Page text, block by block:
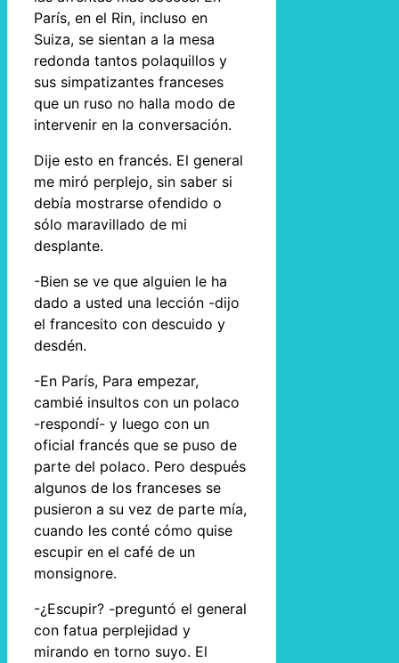
París, en el Rin, incluso en
Suiza, se sientan a la mesa
redonda tantos polaquillos y
sus simpatizantes franceses
que un ruso no halla modo de
intervenir en la conversación.
Dije esto en francés. El general
me miró perplejo, sin saber si
debía mostrarse ofendido o
sólo maravillado de mi
desplante.
-Bien se ve que alguien le ha
dado a usted una lección -dijo
el francesito con descuido y
desdén.
-En París, Para empezar,
cambié insultos con un polaco
-respondí- y luego con un
oficial francés que se puso de
parte del polaco. Pero después
algunos de los franceses se
pusieron a su vez de parte mía,
cuando les conté cómo quise
escupir en el café de un
monsignore.
-¿Escupir? -preguntó el general
con fatua perplejidad y
mirando en torno suyo. El